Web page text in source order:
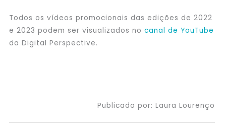
Todos os vídeos promocionais das edições de 2022
e 2023 podem ser visualizados no canal de YouTube
da Digital Perspective.
Publicado por: Laura Lourenço